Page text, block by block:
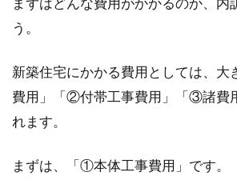
マンション火災保
一戸建てを購入した際
ず検討事項に入ること
う。
新築住宅にかかる費用としては、
費用」「②付帯工事費用」「③諸費
れます。
まずは、「①本体工事費用」です。